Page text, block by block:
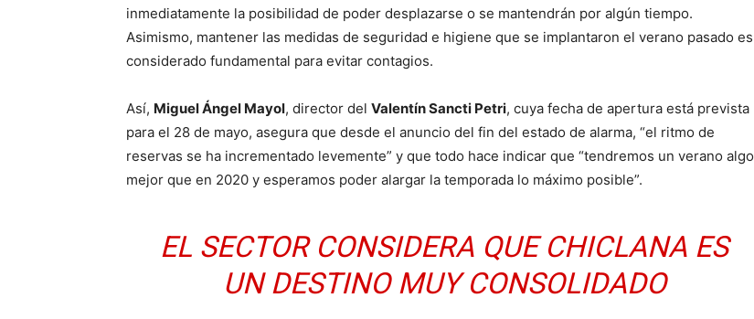
inmediatamente la posibilidad de poder desplazarse o se mantendrán por algún tiempo.
Asimismo, mantener las medidas de seguridad e higiene que se implantaron el verano pasado es
considerado fundamental para evitar contagios.
Así, Miguel Ángel Mayol, director del Valentín Sancti Petri, cuya fecha de apertura está prevista
para el 28 de mayo, asegura que desde el anuncio del fin del estado de alarma, “el ritmo de
reservas se ha incrementado levemente” y que todo hace indicar que “tendremos un verano algo
mejor que en 2020 y esperamos poder alargar la temporada lo máximo posible”.
EL SECTOR CONSIDERA QUE CHICLANA ES
UN DESTINO MUY CONSOLIDADO